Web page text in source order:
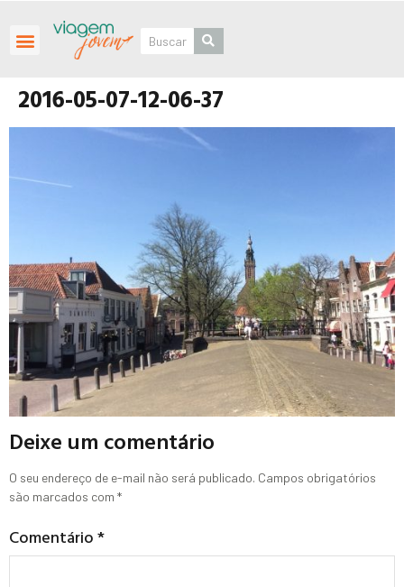
2016-05-07-12-06-37
Deixe um comentário
O seu endereço de e-mail não será publicado. Campos obrigatórios
são marcados com *
Comentário*